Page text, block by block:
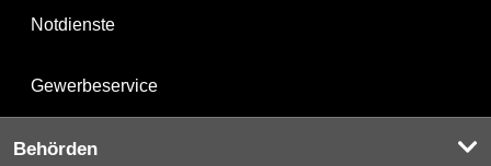
Notdienste
Gewerbeservice
Behörden